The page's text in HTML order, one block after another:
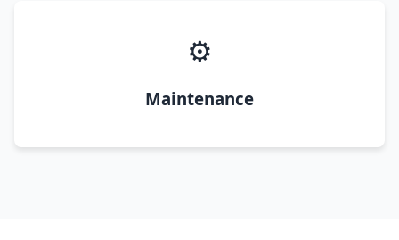
⚙️
Maintenance